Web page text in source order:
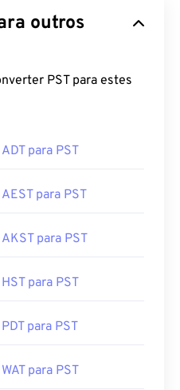
outros
PST para estes
ADT para PST
AEST para PST
AKST para PST
HST para PST
PDT para PST
WAT para PST